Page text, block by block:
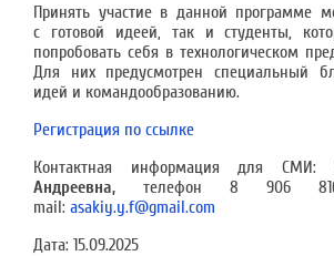
Принять участие в данной программе
с готовой идеей, так и студенты,
попробовать себя в технологическом
Для них предусмотрен специальный
идей и командообразованию.
Регистрация по ссылке
Контактная информация для СМИ:
Андреевна, телефон 8 906
mail: asakiy.y.f@gmail.com
Дата: 15.09.2025